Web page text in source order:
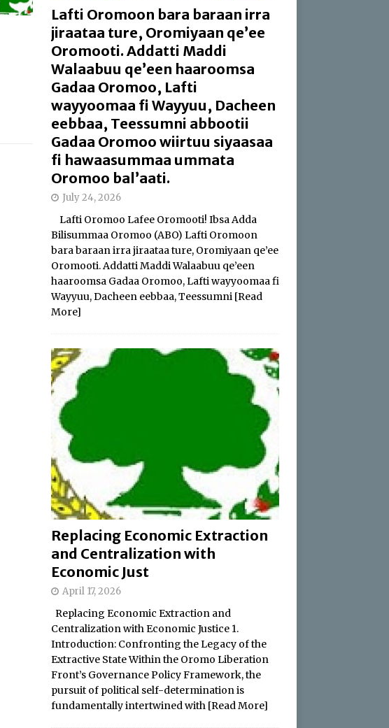
Lafti Oromoon bara baraan irra
jiraataa ture, Oromiyaan qe’ee
Oromooti. Addatti Maddi
Walaabuu qe’een haaroomsa
Gadaa Oromoo, Lafti
wayyoomaa fi Wayyuu, Dacheen
eebbaa, Teessumni abbootii
Gadaa Oromoo wiirtuu siyaasaa
fi hawaasummaa ummata
Oromoo bal’aati.
July 24, 2026
Lafti Oromoo Lafee Oromooti! Ibsa Adda
Bilisummaa Oromoo (ABO) Lafti Oromoon
bara baraan irra jiraataa ture, Oromiyaan qe’ee
Oromooti. Addatti Maddi Walaabuu qe’een
haaroomsa Gadaa Oromoo, Lafti wayyoomaa fi
Wayyuu, Dacheen eebbaa, Teessumni [Read
More]
Replacing Economic Extraction
and Centralization with
Economic Just
April 17, 2026
Replacing Economic Extraction and
Centralization with Economic Justice 1.
Introduction: Confronting the Legacy of the
Extractive State Within the Oromo Liberation
Front’s Governance Policy Framework, the
pursuit of political self-determination is
fundamentally intertwined with [Read More]